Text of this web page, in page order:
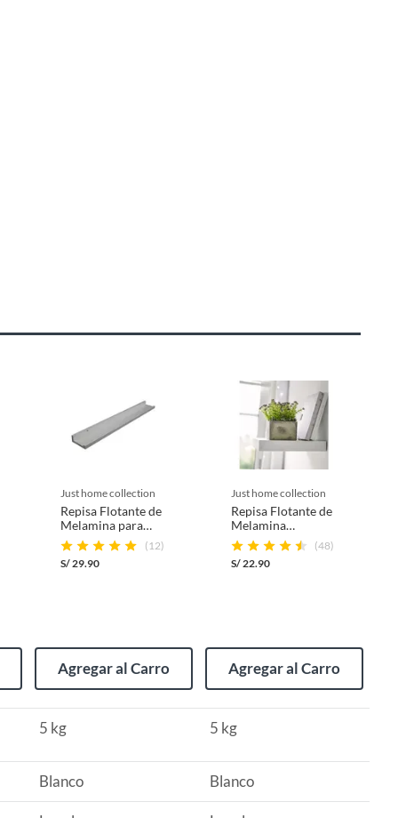
just home collection
Repisa Flotante de
Melamina para
Cuadros Blanco
80x10x4cm
(12)
S/ 29.90
Agregar al Carro
just home collection
Repisa Flotante de
Melamina
25x25x3.8cm
Blanco
(48)
S/ 22.90
Agregar al Carro
5 kg 5 kg
Blanco Blanco